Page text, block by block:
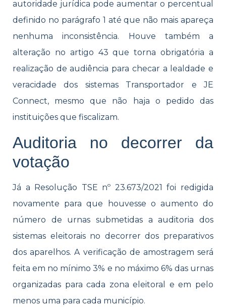
autoridade jurídica pode aumentar o percentual
definido no parágrafo 1 até que não mais apareça
nenhuma inconsistência. Houve também a
alteração no artigo 43 que torna obrigatória a
realização de audiência para checar a lealdade e
veracidade dos sistemas Transportador e JE
Connect, mesmo que não haja o pedido das
instituições que fiscalizam.
Auditoria no decorrer da
votação
Já a Resolução TSE nº 23.673/2021 foi redigida
novamente para que houvesse o aumento do
número de urnas submetidas a auditoria dos
sistemas eleitorais no decorrer dos preparativos
dos aparelhos. A verificação de amostragem será
feita em no mínimo 3% e no máximo 6% das urnas
organizadas para cada zona eleitoral e em pelo
menos uma para cada município.